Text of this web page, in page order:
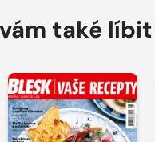
také líbit